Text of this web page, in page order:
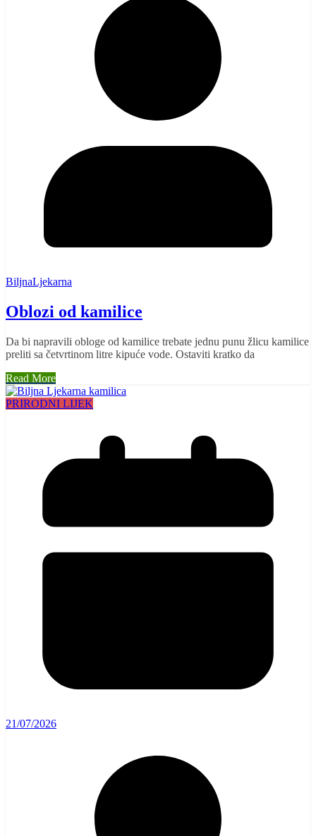
BiljnaLjekarna
Oblozi od kamilice
Da bi napravili obloge od kamilice trebate jednu punu žlicu kamilice
preliti sa četvrtinom litre kipuće vode. Ostaviti kratko da
Read More
PRIRODNI LIJEK
21/07/2026